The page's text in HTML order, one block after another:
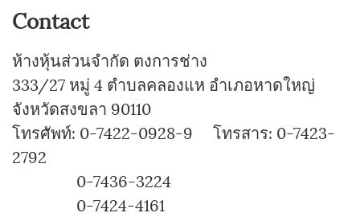
Contact
ห้างหุ้นส่วนจำกัด ตงการช่าง
333/27 หมู่ 4 ตำบลคลองแห อำเภอหาดใหญ่
จังหวัดสงขลา 90110
โทรศัพท์: 0-7422-0928-9 โทรสาร: 0-7423-
2792
0-7436-3224
0-7424-4161